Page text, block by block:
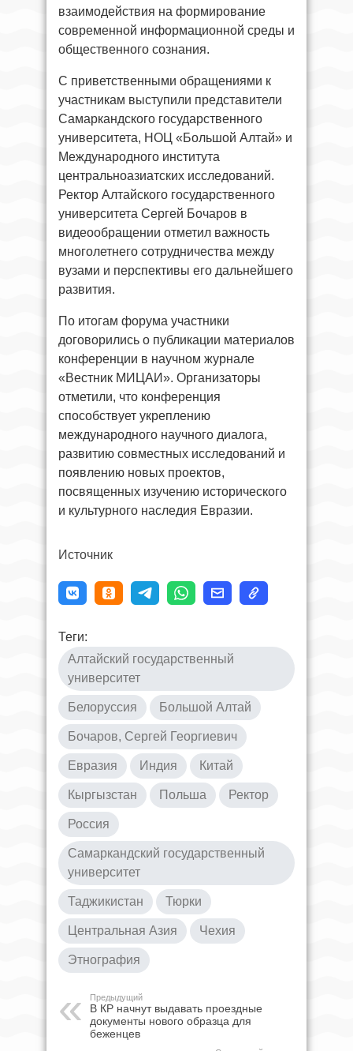
взаимодействия на формирование
современной информационной среды и
общественного сознания.
С приветственными обращениями к
участникам выступили представители
Самаркандского государственного
университета, НОЦ «Большой Алтай» и
Международного института
центральноазиатских исследований.
Ректор Алтайского государственного
университета Сергей Бочаров в
видеообращении отметил важность
многолетнего сотрудничества между
вузами и перспективы его дальнейшего
развития.
По итогам форума участники
договорились о публикации материалов
конференции в научном журнале
«Вестник МИЦАИ». Организаторы
отметили, что конференция
способствует укреплению
международного научного диалога,
развитию совместных исследований и
появлению новых проектов,
посвященных изучению исторического
и культурного наследия Евразии.
Источник
Теги:
Алтайский государственный
университет
Белоруссия Большой Алтай
Бочаров, Сергей Георгиевич
Евразия Индия Китай
Кыргызстан Польша Ректор
Россия
Самаркандский государственный
университет
Таджикистан Тюрки
Центральная Азия Чехия
Этнография
Предыдущий
В КР начнут выдавать проездные
документы нового образца для
беженцев